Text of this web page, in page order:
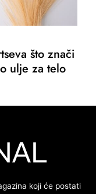
što znači
ulje za telo
koji će postati